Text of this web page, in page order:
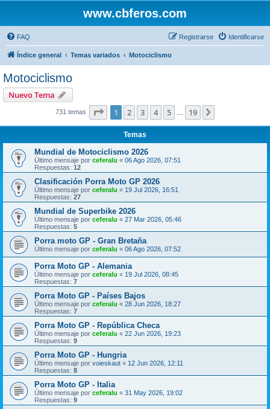
www.cbferos.com
FAQ Identificarse
Registrarse
Índice general Temas variados Motociclismo
Motociclismo
Nuevo Tema
731 temas Página de 19
1 2 3 4 5 19
Temas
Mundial de Motociclismo 2026
Último mensaje por ceferalu « 06 Ago 2026, 07:51
Respuestas: 12
Clasificación Porra Moto GP 2026
Último mensaje por ceferalu « 19 Jul 2026, 16:51
Respuestas: 27
Mundial de Superbike 2026
Último mensaje por ceferalu « 27 Mar 2026, 05:46
Respuestas: 5
Porra moto GP - Gran Bretaña
Último mensaje por ceferalu « 06 Ago 2026, 07:52
Porra Moto GP - Alemania
Último mensaje por ceferalu « 19 Jul 2026, 08:45
Respuestas: 7
Porra Moto GP - Países Bajos
Último mensaje por ceferalu « 28 Jun 2026, 18:27
Respuestas: 7
Porra Moto GP - República Checa
Último mensaje por ceferalu « 22 Jun 2026, 19:23
Respuestas: 9
Porra Moto GP - Hungria
Último mensaje por voieskaut « 12 Jun 2026, 12:11
Respuestas: 8
Porra Moto GP - Italia
Último mensaje por ceferalu « 31 May 2026, 19:02
Respuestas: 9